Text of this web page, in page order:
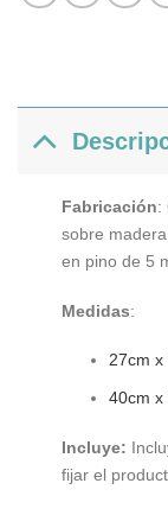
Fabricación:
sobre
en pino de 5
Medidas:
27cm x
40cm x
Incluye:
fijar el